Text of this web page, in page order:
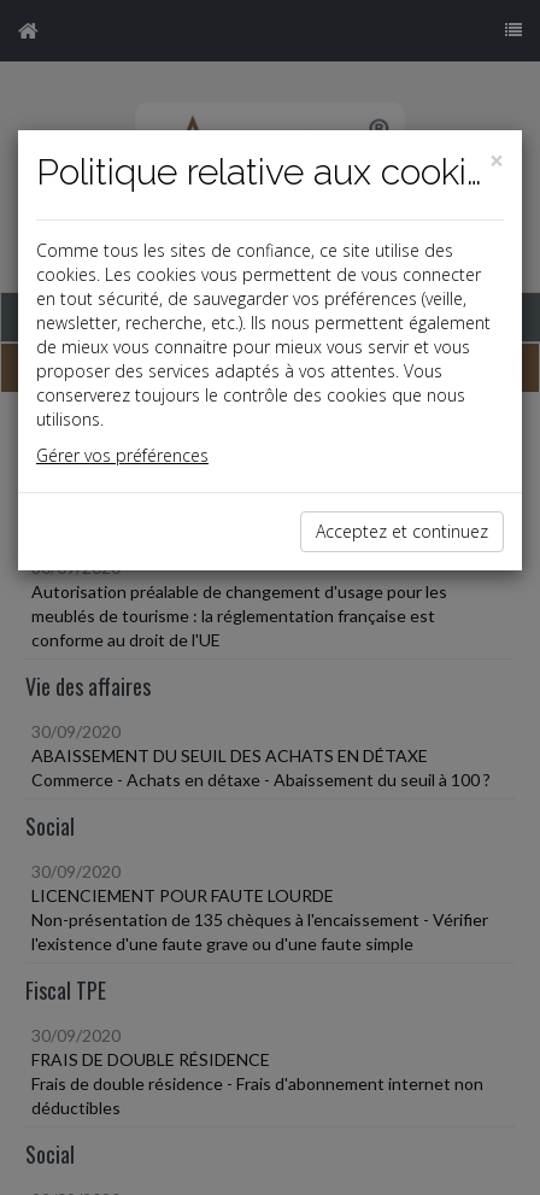
Base documentaire
Dépêches
Liste des dernières dépêches
30/09/2020
Autorisation préalable de changement d'usage pour les
meublés de tourisme : la réglementation française est
conforme au droit de l'UE
Vie des affaires
30/09/2020
ABAISSEMENT DU SEUIL DES ACHATS EN DÉTAXE
Commerce - Achats en détaxe - Abaissement du seuil à 100 ?
Social
30/09/2020
LICENCIEMENT POUR FAUTE LOURDE
Non-présentation de 135 chèques à l'encaissement - Vérifier
l'existence d'une faute grave ou d'une faute simple
Fiscal TPE
30/09/2020
FRAIS DE DOUBLE RÉSIDENCE
Frais de double résidence - Frais d'abonnement internet non
déductibles
Social
×
Politique relative aux cookies
Comme tous les sites de confiance, ce site utilise des
cookies. Les cookies vous permettent de vous connecter
en tout sécurité, de sauvegarder vos préférences (veille,
newsletter, recherche, etc.). Ils nous permettent également
de mieux vous connaitre pour mieux vous servir et vous
proposer des services adaptés à vos attentes. Vous
conserverez toujours le contrôle des cookies que nous
utilisons.
Gérer vos préférences
Acceptez et continuez